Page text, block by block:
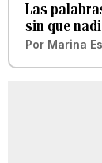
Las
sin que
Por Marina